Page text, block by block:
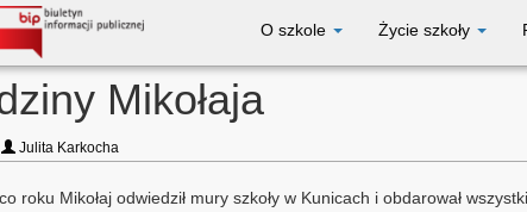
O szkole Życie szkoły
Mikołaja
Julita Karkocha
roku Mikołaj odwiedził mury szkoły w Kunicach i obdarował